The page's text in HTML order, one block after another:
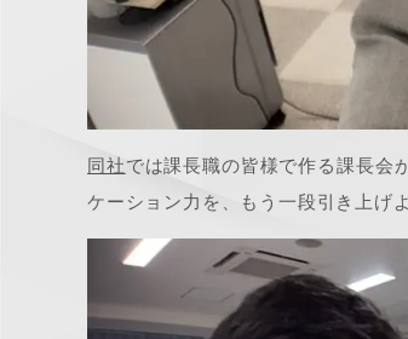
同社では課長職の皆様で作る課長会
ケーション力を、もう一段引き上げ